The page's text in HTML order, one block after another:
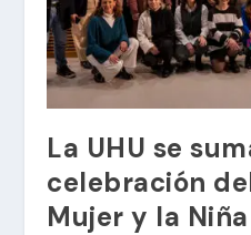
La UHU se
celebración
Mujer y la